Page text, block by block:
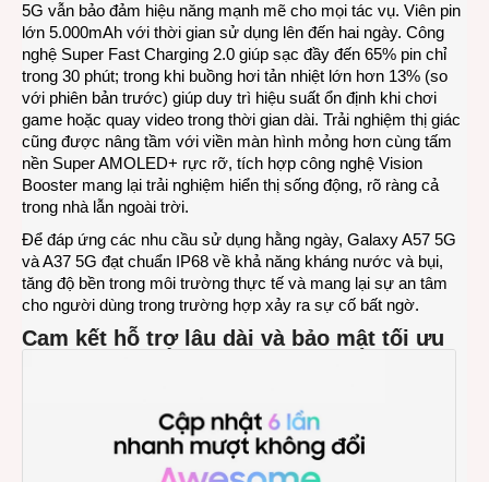
5G vẫn bảo đảm hiệu năng mạnh mẽ cho mọi tác vụ. Viên pin
lớn 5.000mAh với thời gian sử dụng lên đến hai ngày. Công
nghệ Super Fast Charging 2.0 giúp sạc đầy đến 65% pin chỉ
trong 30 phút; trong khi buồng hơi tản nhiệt lớn hơn 13% (so
với phiên bản trước) giúp duy trì hiệu suất ổn định khi chơi
game hoặc quay video trong thời gian dài. Trải nghiệm thị giác
cũng được nâng tầm với viền màn hình mỏng hơn cùng tấm
nền Super AMOLED+ rực rỡ, tích hợp công nghệ Vision
Booster mang lại trải nghiệm hiển thị sống động, rõ ràng cả
trong nhà lẫn ngoài trời.
Để đáp ứng các nhu cầu sử dụng hằng ngày, Galaxy A57 5G
và A37 5G đạt chuẩn IP68 về khả năng kháng nước và bụi,
tăng độ bền trong môi trường thực tế và mang lại sự an tâm
cho người dùng trong trường hợp xảy ra sự cố bất ngờ.
Cam kết hỗ trợ lâu dài và bảo mật tối ưu